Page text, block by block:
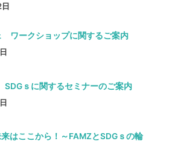
ワークショップに関するご案内
ｓに関するセミナーのご案内
はここから！～FAMZとSDGｓの輪